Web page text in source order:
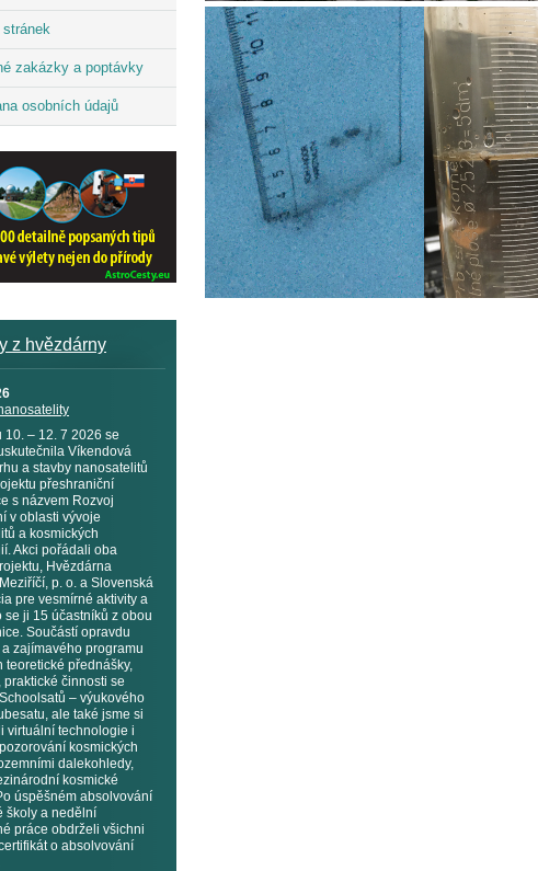
stránek
zakázky a poptávky
osobních údajů
z hvězdárny
10. – 12. 7 2026 se
Víkendová
a stavby nanosatelitů
přeshraniční
s názvem Rozvoj
v oblasti vývoje
a kosmických
Akci pořádali oba
Hvězdárna
p. o. a Slovenská
pre vesmírné aktivity a
se ji 15 účastníků z obou
Součástí opravdu
zajímavého programu
teoretické přednášky,
praktické činnosti se
– výukového
ale také jsme si
virtuální technologie i
kosmických
dalekohledy,
kosmické
úspěšném absolvování
školy a nedělní
práce obdrželi všichni
o absolvování